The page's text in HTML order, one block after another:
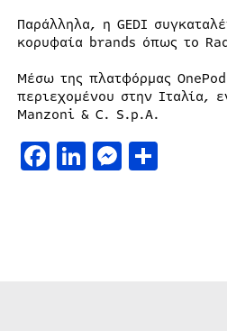
Παράλληλα, η GEDI
κορυφαία brands όπως το
Μέσω της πλατφόρμας
περιεχομένου στην Ιταλία,
Manzoni & C. S.p.A.
Facebook
LinkedIn